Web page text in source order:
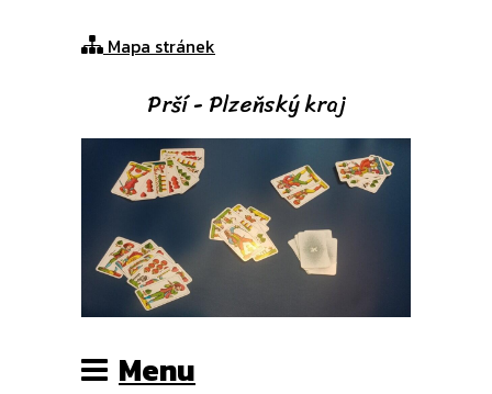
Mapa stránek
Prší - Plzeňský kraj
Menu